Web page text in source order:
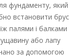
фундаменту, який
встановити брус
палями і балками
або лапу
за допомогою